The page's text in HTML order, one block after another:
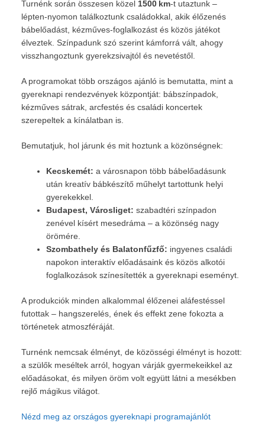
Turnénk során összesen közel 1500 km-t utaztunk –
lépten‑nyomon találkoztunk családokkal, akik élőzenés
bábelőadást, kézműves-foglalkozást és közös játékot
élveztek. Színpadunk szó szerint kámforrá vált, ahogy
visszhangoztunk gyerekzsivajtól és nevetéstől.
A programokat több országos ajánló is bemutatta, mint a
gyereknapi rendezvények központját: bábszínpadok,
kézműves sátrak, arcfestés és családi koncertek
szerepeltek a kínálatban is.
Bemutatjuk, hol járunk és mit hoztunk a közönségnek:
Kecskemét: a városnapon több bábelőadásunk
után kreatív bábkészítő műhelyt tartottunk helyi
gyerekekkel.
Budapest, Városliget: szabadtéri színpadon
zenével kísért mesedráma – a közönség nagy
örömére.
Szombathely és Balatonfűzfő: ingyenes családi
napokon interaktív előadásaink és közös alkotói
foglalkozások színesítették a gyereknapi eseményt.
A produkciók minden alkalommal élőzenei aláfestéssel
futottak – hangszerelés, ének és effekt zene fokozta a
történetek atmoszféráját.
Turnénk nemcsak élményt, de közösségi élményt is hozott:
a szülők meséltek arról, hogyan várják gyermekeikkel az
előadásokat, és milyen öröm volt együtt látni a mesékben
rejlő mágikus világot.
Nézd meg az országos gyereknapi programajánlót